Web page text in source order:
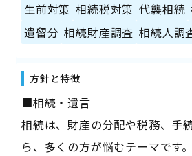
生前対策 相続税対策 代襲相続
遺留分 相続財産調査 相続人調
方針と特徴
■相続・遺言
相続は、財産の分配や税務、手
ら、多くの方が悩むテーマです